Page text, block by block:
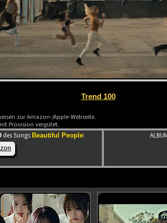
Trend 100
zur Amazon-/Apple-Webseite.
Provision vergütet.
des Songs Beautiful People: